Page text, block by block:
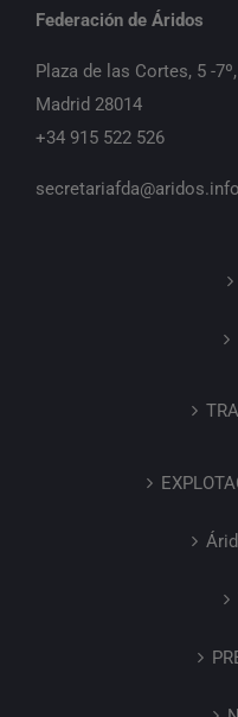
Federación de Áridos
Plaza de las Cortes, 5 -7º,
Madrid 28014
+34 915 522 526
secretariafda@aridos.info